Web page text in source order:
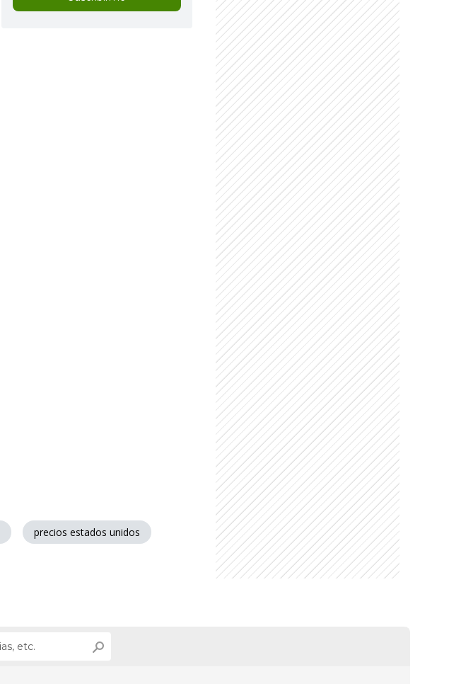
precios estados unidos